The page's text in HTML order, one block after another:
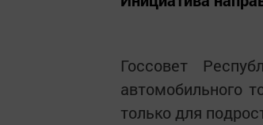
Госсовет
автомобильного
только для